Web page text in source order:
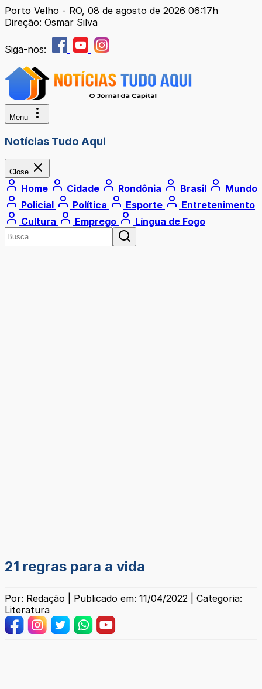
Porto Velho - RO, 08 de agosto de 2026 06:17h
Direção: Osmar Silva
Siga-nos:
Menu
Notícias Tudo Aqui
Close
Home Cidade Rondônia Brasil
Mundo
Policial
Política Esporte
Entretenimento
Cultura
Emprego Língua de Fogo
21 regras para a vida
Por: Redação | Publicado em: 11/04/2022 | Categoria:
Literatura